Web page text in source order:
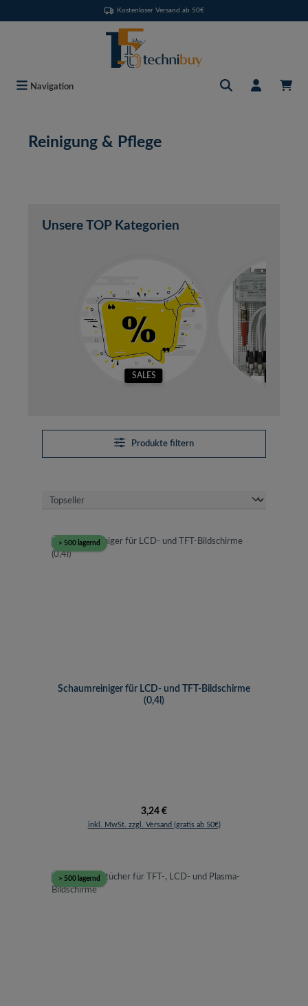
Kostenloser Versand ab 50€
Navigation
Reinigung & Pflege
Unsere TOP Kategorien
SALES
Produkte filtern
> 500 lagernd
Schaumreiniger für LCD- und TFT-Bildschirme
(0,4l)
Regulärer Preis:
3,24 €
inkl. MwSt. zzgl. Versand (gratis ab 50€)
> 500 lagernd